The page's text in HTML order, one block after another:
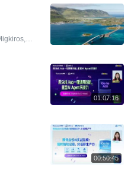
5 实现 95.5% ARC-AGI-3 得分
建游戏《Avo Lawn》
项目，计算能力成新资产类别